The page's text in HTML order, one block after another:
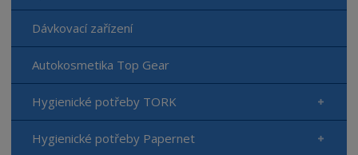
Dávkovací zařízení
Autokosmetika Top Gear
Hygienické potřeby TORK
Hygienické potřeby Papernet